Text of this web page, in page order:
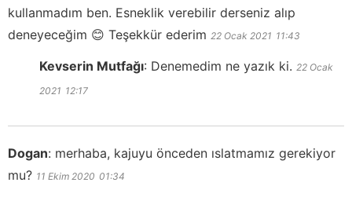
kullanmadım ben. Esneklik verebilir derseniz alıp
deneyeceğim 😊 Teşekkür ederim 22 Ocak 2021 11:43
Kevserin Mutfağı: Denemedim ne yazık ki. 22 Ocak
2021 12:17
Dogan: merhaba, kajuyu önceden ıslatmamız gerekiyor
mu? 11 Ekim 2020 01:34